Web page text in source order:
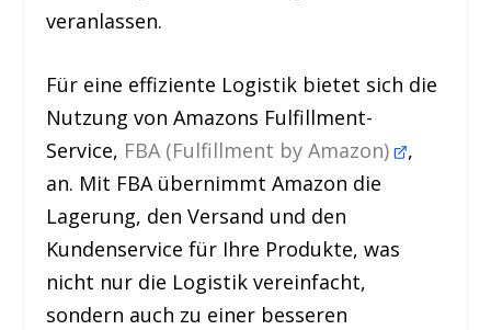
veranlassen.
Für eine effiziente Logistik bietet sich die
Nutzung von Amazons Fulfillment-
Service, FBA (Fulfillment by Amazon) ,
an. Mit FBA übernimmt Amazon die
Lagerung, den Versand und den
Kundenservice für Ihre Produkte, was
nicht nur die Logistik vereinfacht,
sondern auch zu einer besseren